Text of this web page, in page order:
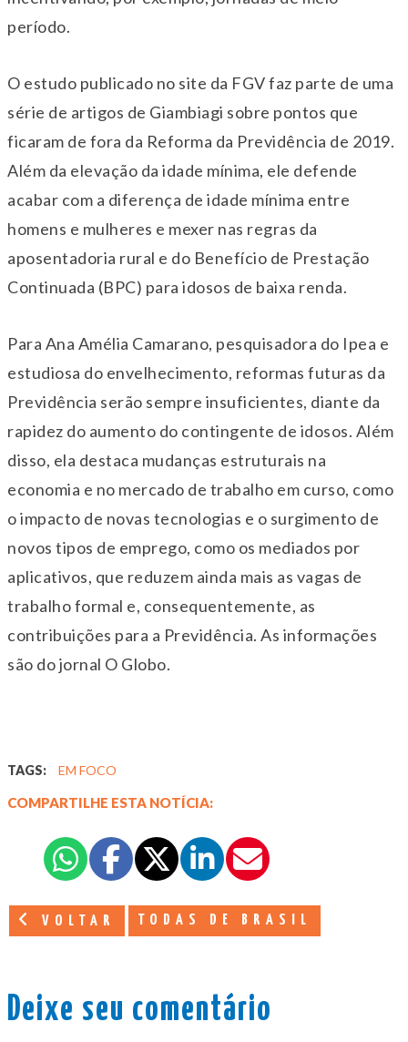
período.
O estudo publicado no site da FGV faz parte de uma
série de artigos de Giambiagi sobre pontos que
ficaram de fora da Reforma da Previdência de 2019.
Além da elevação da idade mínima, ele defende
acabar com a diferença de idade mínima entre
homens e mulheres e mexer nas regras da
aposentadoria rural e do Benefício de Prestação
Continuada (BPC) para idosos de baixa renda.
Para Ana Amélia Camarano, pesquisadora do Ipea e
estudiosa do envelhecimento, reformas futuras da
Previdência serão sempre insuficientes, diante da
rapidez do aumento do contingente de idosos. Além
disso, ela destaca mudanças estruturais na
economia e no mercado de trabalho em curso, como
o impacto de novas tecnologias e o surgimento de
novos tipos de emprego, como os mediados por
aplicativos, que reduzem ainda mais as vagas de
trabalho formal e, consequentemente, as
contribuições para a Previdência. As informações
são do jornal O Globo.
TAGS: EM FOCO
COMPARTILHE ESTA NOTÍCIA:
VOLTAR TODAS DE BRASIL
Deixe seu comentário